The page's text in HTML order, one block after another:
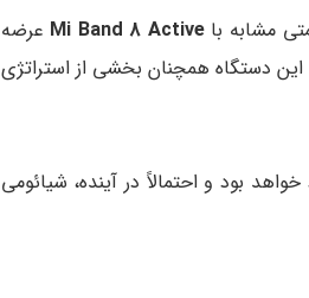
مشابه باMi Band 8 Active عرضه
دستگاه همچنان بخشی از استراتژی
بود و احتمالاً در آینده، شیائومی